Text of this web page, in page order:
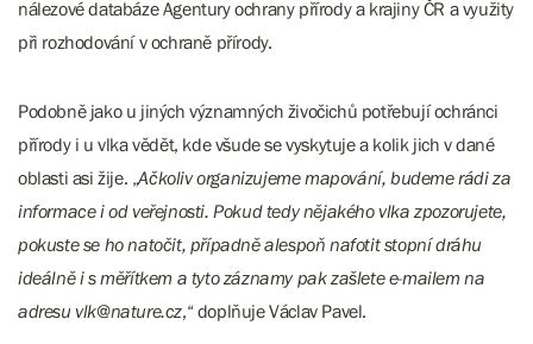
nálezové databáze Agentury ochrany přírody a krajiny ČR a využity
při rozhodování v ochraně přírody.
Podobně jako u jiných významných živočichů potřebují ochránci
přírody i u vlka vědět, kde všude se vyskytuje a kolik jich v dané
oblasti asi žije. „Ačkoliv organizujeme mapování, budeme rádi za
informace i od veřejnosti. Pokud tedy nějakého vlka zpozorujete,
pokuste se ho natočit, případně alespoň nafotit stopní dráhu
ideálně i s měřítkem a tyto záznamy pak zašlete e-mailem na
adresu vlk@nature.cz,“ doplňuje Václav Pavel.